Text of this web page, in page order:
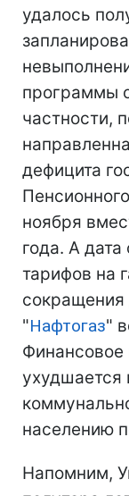
удалось
программы
частности,
дефицита
ноября
года. А
тарифов на
сокращения
"Нафтогаз"
Финансовое
ухудшается
населению
Напомним,